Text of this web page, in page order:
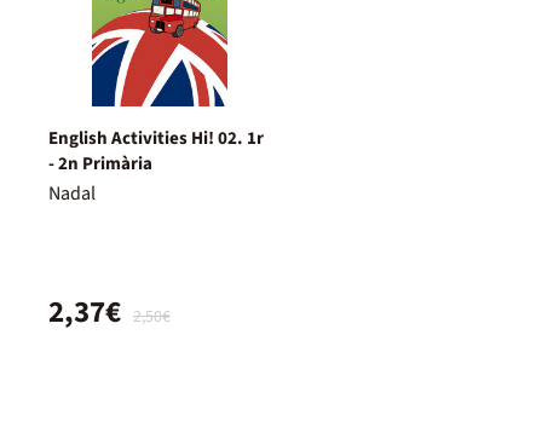
English Activities Hi! 02. 1r
- 2n Primària
Nadal
2,50€
2,37€